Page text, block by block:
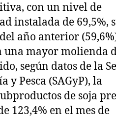
con un nivel de
instalada de 69,5%,
año anterior
mayor molienda
según datos de la
y Pesca (SAGyP), la
de soja
123,4% en el mes de